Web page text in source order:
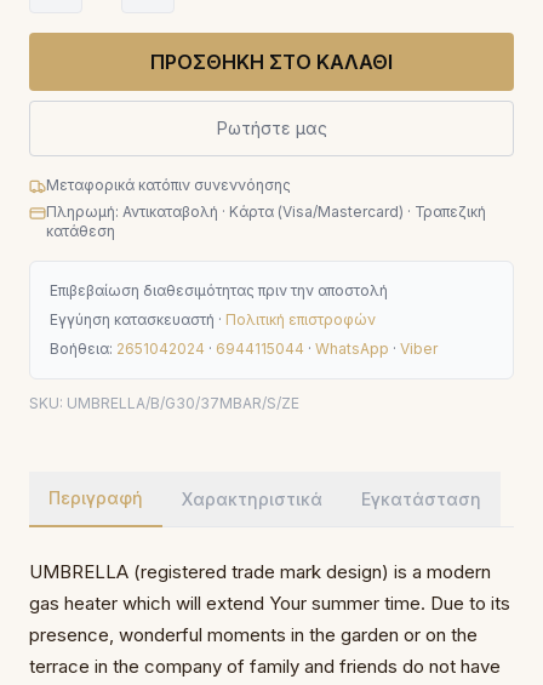
ΠΡΟΣΘΗΚΗ ΣΤΟ ΚΑΛΑΘΙ
Ρωτήστε μας
Μεταφορικά κατόπιν συνεννόησης
Πληρωμή: Αντικαταβολή · Κάρτα (Visa/Mastercard) · Τραπεζική
κατάθεση
Επιβεβαίωση διαθεσιμότητας πριν την αποστολή
Εγγύηση κατασκευαστή · Πολιτική επιστροφών
Βοήθεια: 2651042024 · 6944115044 · WhatsApp · Viber
SKU: UMBRELLA/B/G30/37MBAR/S/ZE
Περιγραφή Χαρακτηριστικά Εγκατάσταση
UMBRELLA (registered trade mark design) is a modern
gas heater which will extend Your summer time. Due to its
presence, wonderful moments in the garden or on the
terrace in the company of family and friends do not have